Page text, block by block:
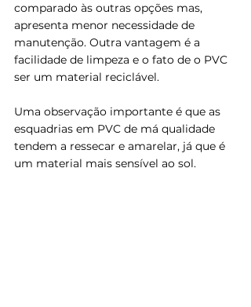
comparado às outras opções mas,
apresenta menor necessidade de
manutenção. Outra vantagem é a
facilidade de limpeza e o fato de o PVC
ser um material reciclável.
Uma observação importante é que as
esquadrias em PVC de má qualidade
tendem a ressecar e amarelar, já que é
um material mais sensível ao sol.